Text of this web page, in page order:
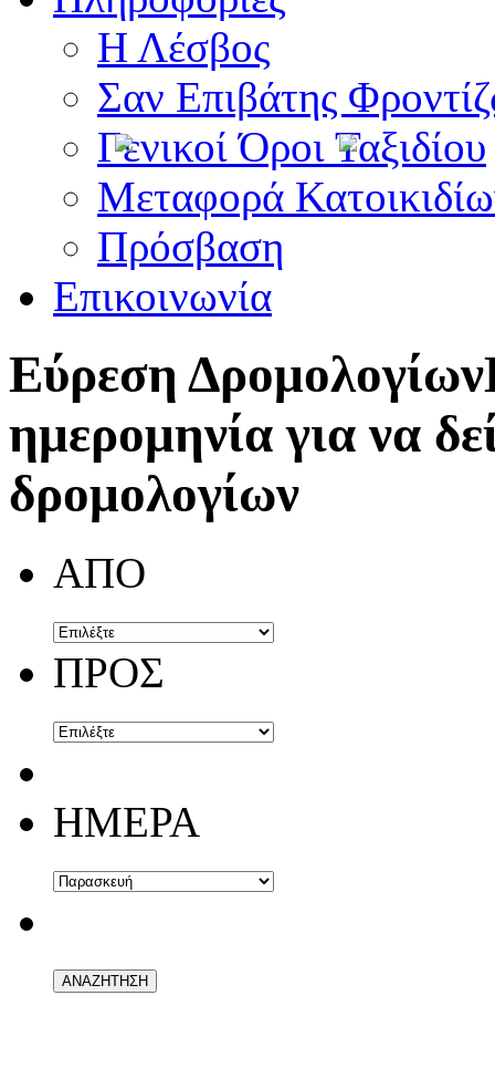
Η Λέσβος
Σαν Επιβάτης
Γενικοί Όροι Ταξιδίου
Μεταφορά
Πρόσβαση
Επικοινωνία
Εύρεση Δρομολογίων
ημερομηνία για να
δρομολογίων
ΑΠΟ
ΠΡΟΣ
ΗΜΕΡΑ